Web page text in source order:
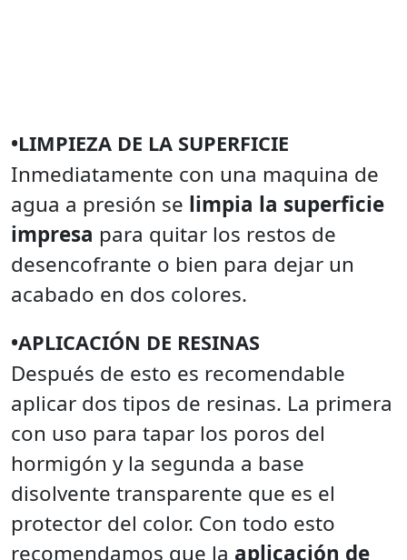
•LIMPIEZA DE LA SUPERFICIE
Inmediatamente con una maquina de
agua a presión se limpia la superficie
impresa para quitar los restos de
desencofrante o bien para dejar un
acabado en dos colores.
•APLICACIÓN DE RESINAS
Después de esto es recomendable
aplicar dos tipos de resinas. La primera
con uso para tapar los poros del
hormigón y la segunda a base
disolvente transparente que es el
protector del color. Con todo esto
recomendamos que la aplicación de